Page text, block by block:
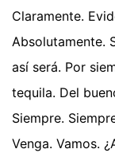
Claramente.
Absolutamente.
así será. Por
tequila. Del
Siempre.
Venga. Vamos.